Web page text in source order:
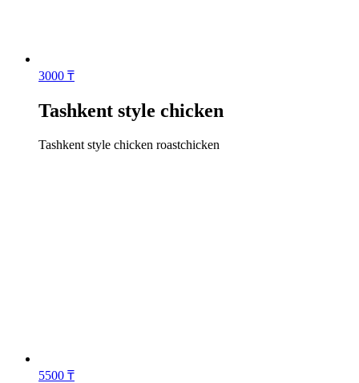
3000 ₸
Tashkent style chicken
Tashkent style chicken roastchicken
5500 ₸